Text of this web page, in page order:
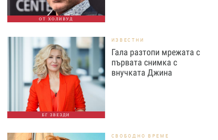
ОТ ХОЛИВУД
БГ ЗВЕЗДИ
ИЗВЕСТНИ
Гала разтопи мрежата с
първата снимка с
внучката Джина
СВОБОДНО ВРЕМЕ